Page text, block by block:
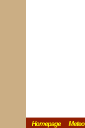
Homepage Meteo